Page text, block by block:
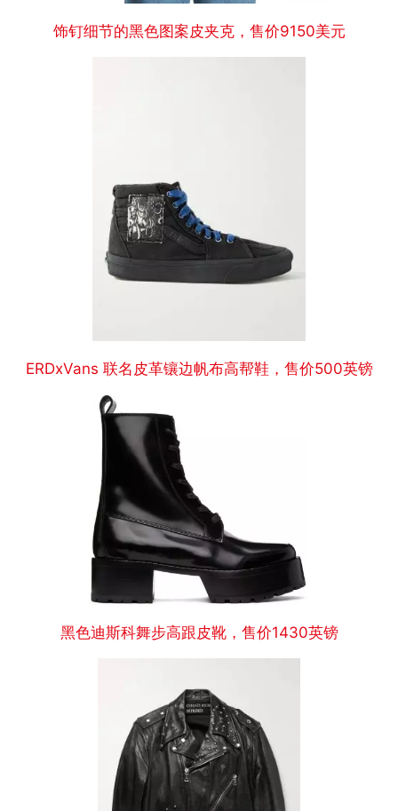
饰钉细节的黑色图案皮夹克，售价9150美元
ERDxVans 联名皮革镶边帆布高帮鞋，售价500英镑
黑色迪斯科舞步高跟皮靴，售价1430英镑